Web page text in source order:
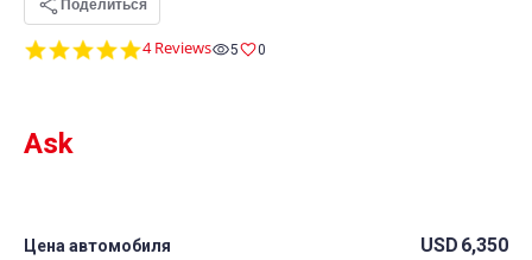
5.0
4 Reviews 5 0
Ask
Цена автомобиля USD 6,350
Поделиться